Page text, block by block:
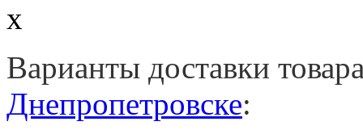
x
Варианты доставки
Днепропетровске: